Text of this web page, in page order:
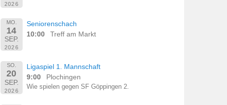
2026
MO.
14
SEP.
2026
Seniorenschach
10:00
Treff am Markt
SO.
20
SEP.
2026
Ligaspiel 1. Mannschaft
9:00
Plochingen
Wie spielen gegen SF Göppingen 2.